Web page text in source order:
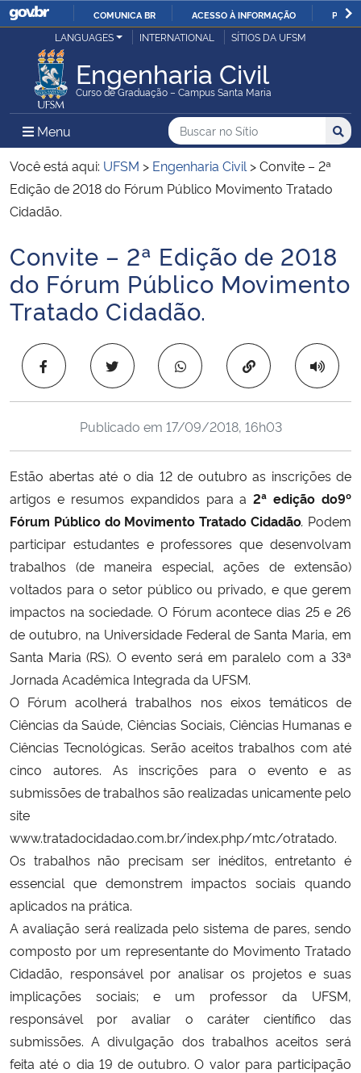
IR
O
COMUNICA BR ACESSO À INFORMAÇÃO
Ministério da Justiça e Segurança Pública
Ministério da Defesa
Ministério das Relações Exteriores
Ministério da Economia
Ministério da Infraestrutura
Ministério da Agricultura, Pecuária e Abastecimento
Ministério da Cidadania
Ministério da Ciência, Tecnologia, Inovações e Comunicações
Ministério do Meio Ambiente
Ministério do Turismo
Ministério do Desenvolvimento Regional
Controladoria-Geral da União
Ministério da Mulher, da Família e dos Direitos Humanos
Gabinete de Segurança Institucional
Advocacia-Geral da União
Banco Central do Brasil
Planalto
LANGUAGES INTERNATIONAL SÍTIOS DA UFSM
Engenharia Civil
Curso de Graduação – Campus Santa Maria
Menu Menu Principal do Sítio
Busca
Buscar no no Sítio
Busca:
Você está aqui: UFSM > Engenharia Civil >Convite – 2ª
Edição de 2018 do Fórum Público Movimento Tratado
Cidadão.
Início do conteúdo
Convite – 2ª Edição de 2018
do Fórum Público Movimento
Tratado Cidadão.
Copiar para área
Publicado em 17/09/2018, 16h03
Estão abertas até o dia 12 de outubro as inscrições de
artigos e resumos expandidos para a 2ª edição do9º
Fórum Público do Movimento Tratado Cidadão. Podem
participar estudantes e professores que desenvolvam
trabalhos (de maneira especial, ações de extensão)
voltados para o setor público ou privado, e que gerem
impactos na sociedade. O Fórum acontece dias 25 e 26
de outubro, na Universidade Federal de Santa Maria, em
Santa Maria (RS). O evento será em paralelo com a 33ª
Jornada Acadêmica Integrada da UFSM.
O Fórum acolherá trabalhos nos eixos temáticos de
Ciências da Saúde, Ciências Sociais, Ciências Humanas e
Ciências Tecnológicas. Serão aceitos trabalhos com até
cinco autores. As inscrições para o evento e as
submissões de trabalhos são realizadas unicamente pelo
www.tratadocidadao.com.br/index.php/mtc/otratado.
Os trabalhos não precisam ser inéditos, entretanto é
essencial que demonstrem impactos sociais quando
aplicados na prática.
A avaliação será realizada pelo sistema de pares, sendo
composto por um representante do Movimento Tratado
Cidadão, responsável por analisar os projetos e suas
implicações sociais; e um professor da UFSM,
responsável por avaliar o caráter científico das
submissões. A divulgação dos trabalhos aceitos será
feita até o dia 19 de outubro. O valor para participação